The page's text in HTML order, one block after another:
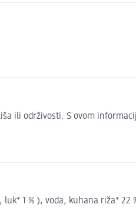
ili održivosti. S ovom
luk* 1 % ), voda, kuhana riža*